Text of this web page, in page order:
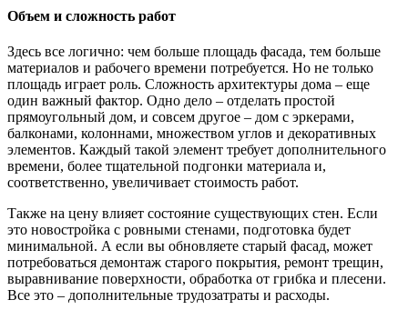
Объем и сложность работ
Здесь все логично: чем больше площадь фасада, тем больше
материалов и рабочего времени потребуется. Но не только
площадь играет роль. Сложность архитектуры дома – еще
один важный фактор. Одно дело – отделать простой
прямоугольный дом, и совсем другое – дом с эркерами,
балконами, колоннами, множеством углов и декоративных
элементов. Каждый такой элемент требует дополнительного
времени, более тщательной подгонки материала и,
соответственно, увеличивает стоимость работ.
Также на цену влияет состояние существующих стен. Если
это новостройка с ровными стенами, подготовка будет
минимальной. А если вы обновляете старый фасад, может
потребоваться демонтаж старого покрытия, ремонт трещин,
выравнивание поверхности, обработка от грибка и плесени.
Все это – дополнительные трудозатраты и расходы.